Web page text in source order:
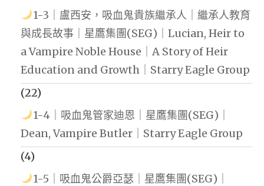
1-3｜盧西安，吸血鬼貴族繼承人｜繼承人教育
與成長故事｜星鷹集團(SEG)｜Lucian, Heir to
a Vampire Noble House｜A Story of Heir
Education and Growth｜Starry Eagle Group
(22)
1-4｜吸血鬼管家迪恩｜星鷹集團(SEG)｜
Dean, Vampire Butler｜Starry Eagle Group
(4)
1-5｜吸血鬼公爵亞瑟｜星鷹集團(SEG)｜